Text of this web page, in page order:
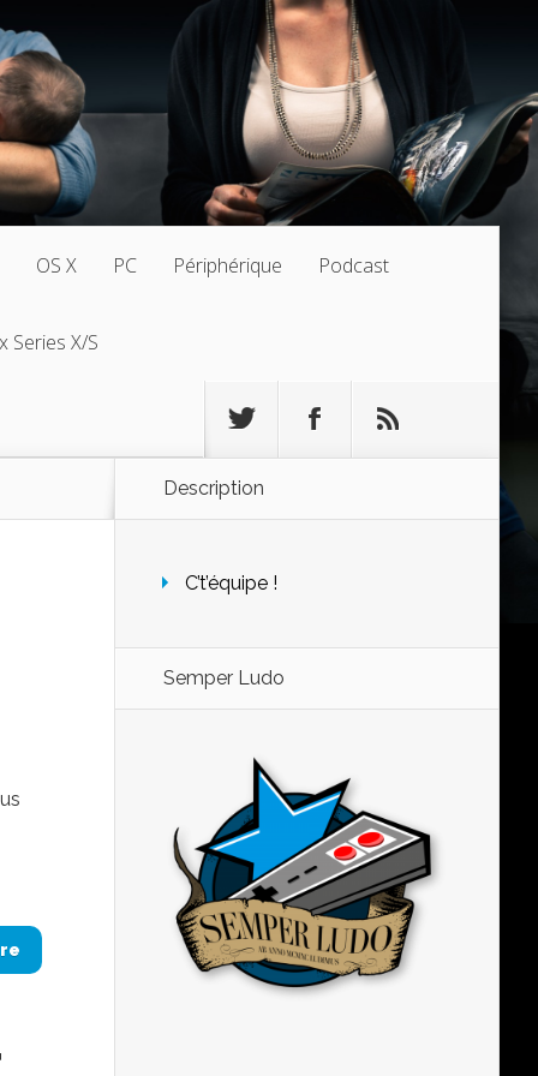
OS X PC Périphérique Podcast
Series X/S
Description
C’t’équipe !
Semper Ludo